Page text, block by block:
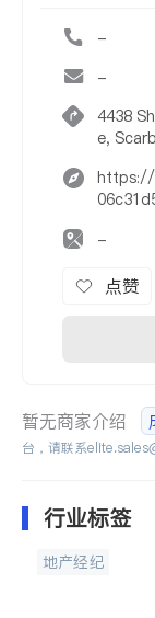
-
-
4438
e,
https://
-
点赞
暂无商家介绍
台，请联系
行业标签
地产经纪